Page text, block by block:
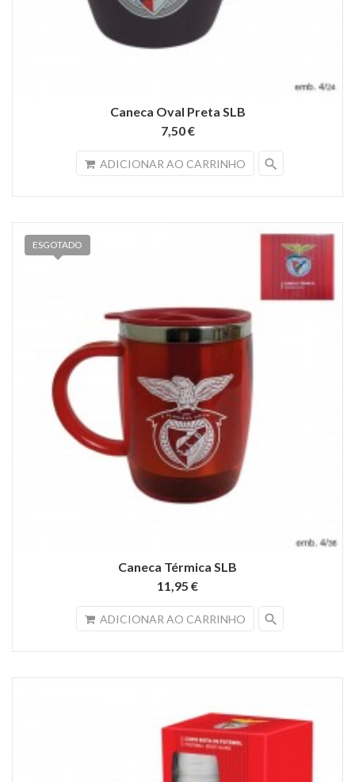
Caneca Oval Preta SLB
7,50 €
ADICIONAR AO CARRINHO search
Caneca Térmica SLB
11,95 €
ADICIONAR AO CARRINHO search
ESGOTADO